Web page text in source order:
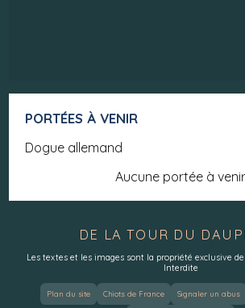
PORTÉES À VENIR
Dogue allemand
Aucune portée à venir
DE LA TOUR DU
Les textes et les images sont la propriété exclusive
Interdite
Plan du site Chiots de France Signaler un abus